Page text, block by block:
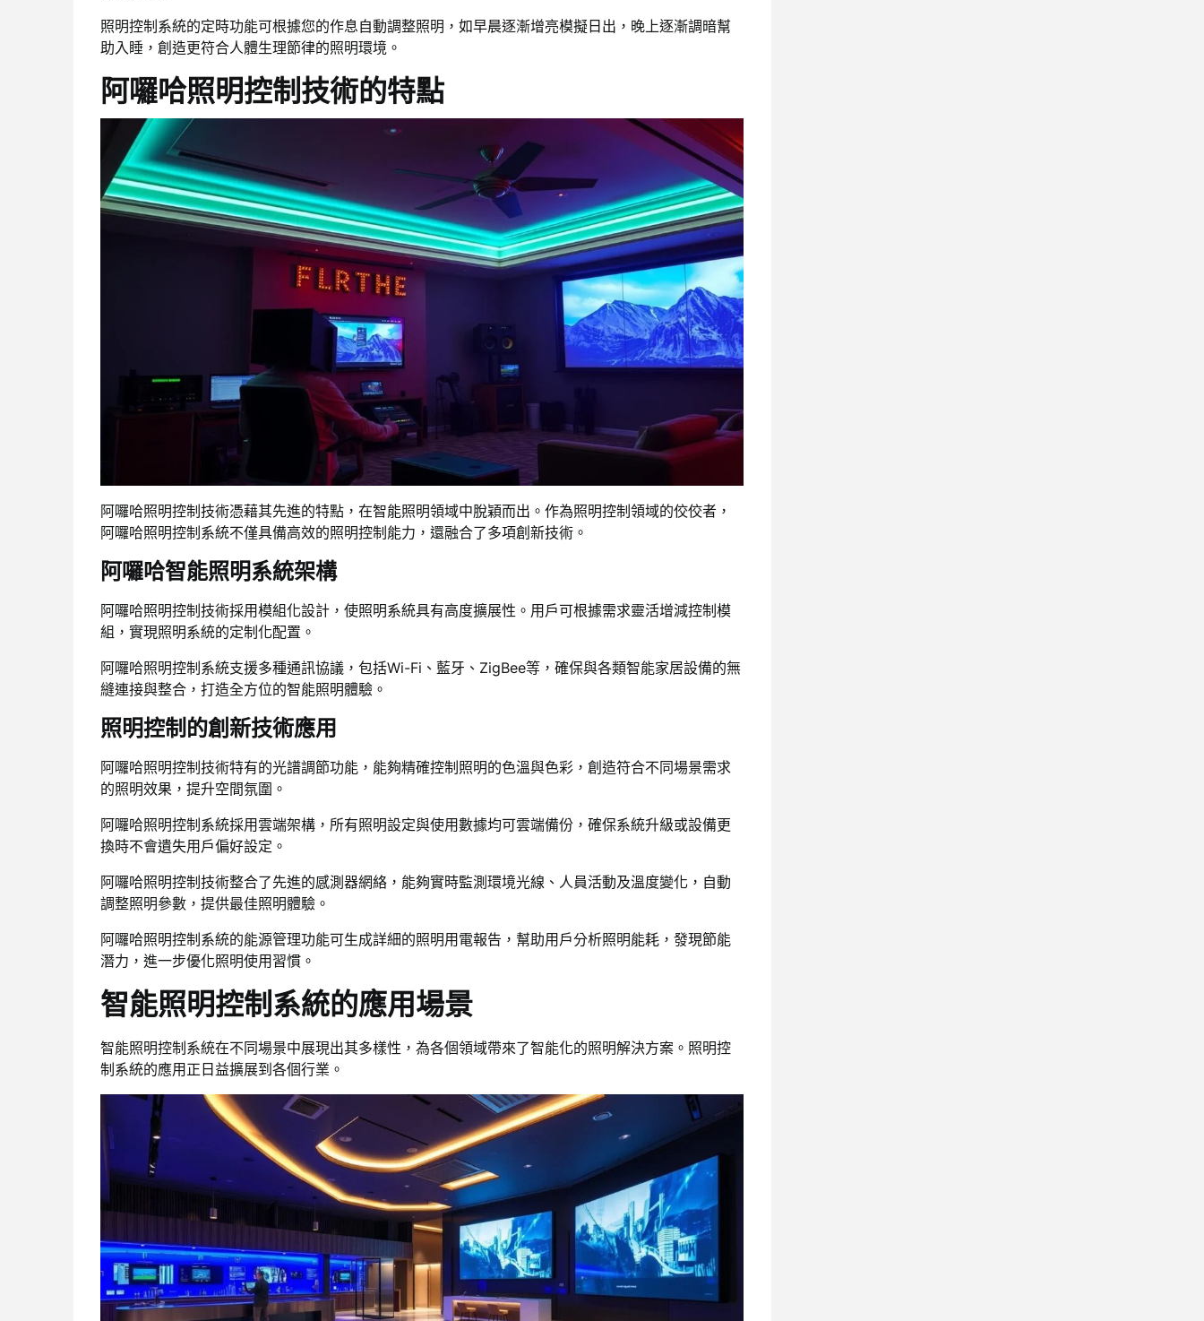
照明控制系統的定時功能可根據您的作息自動調整照明，如早晨逐漸增亮模擬日出，晚上逐漸調暗幫
助入睡，創造更符合人體生理節律的照明環境。
阿囉哈照明控制技術的特點
阿囉哈照明控制技術憑藉其先進的特點，在智能照明領域中脫穎而出。作為照明控制領域的佼佼者，
阿囉哈照明控制系統不僅具備高效的照明控制能力，還融合了多項創新技術。
阿囉哈智能照明系統架構
阿囉哈照明控制技術採用模組化設計，使照明系統具有高度擴展性。用戶可根據需求靈活增減控制模
組，實現照明系統的定制化配置。
阿囉哈照明控制系統支援多種通訊協議，包括Wi-Fi、藍牙、ZigBee等，確保與各類智能家居設備的無
縫連接與整合，打造全方位的智能照明體驗。
照明控制的創新技術應用
阿囉哈照明控制技術特有的光譜調節功能，能夠精確控制照明的色溫與色彩，創造符合不同場景需求
的照明效果，提升空間氛圍。
阿囉哈照明控制系統採用雲端架構，所有照明設定與使用數據均可雲端備份，確保系統升級或設備更
換時不會遺失用戶偏好設定。
阿囉哈照明控制技術整合了先進的感測器網絡，能夠實時監測環境光線、人員活動及溫度變化，自動
調整照明參數，提供最佳照明體驗。
阿囉哈照明控制系統的能源管理功能可生成詳細的照明用電報告，幫助用戶分析照明能耗，發現節能
潛力，進一步優化照明使用習慣。
智能照明控制系統的應用場景
智能照明控制系統在不同場景中展現出其多樣性，為各個領域帶來了智能化的照明解決方案。照明控
制系統的應用正日益擴展到各個行業。